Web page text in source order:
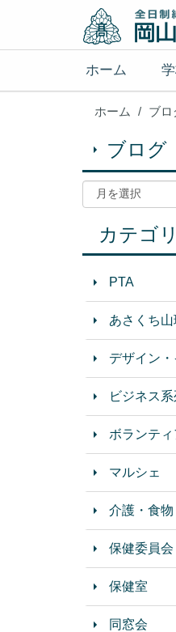
ホーム
ホーム ブロ
ブログ
カテゴ
PTA
あさくち
デザイン
ビジネス系
ボランティ
マルシェ
介護・食物
保健委員会
保健室
同窓会